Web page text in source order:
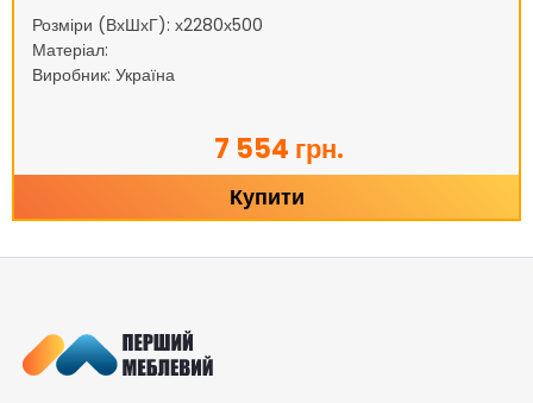
Розміри (ВхШхГ): х2280х500
Матеріал:
Виробник: Україна
7 554 грн.
Купити